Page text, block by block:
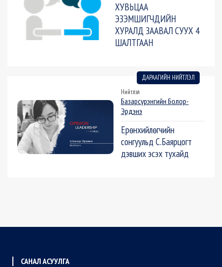
ХУВЬЦАА
ЭЗЭМШИГЧДИЙН
ХУРАЛД ЗААВАЛ СУУХ 4
ШАЛТГААН
ДАРААГИЙН НИЙТЛЭЛ
Нийтлэл
Базарсүрэнгийн Болор-
Эрдэнэ
Ерөнхийлөгчийн
сонгуульд С.Баярцогт
дэвших эсэх тухайд
САНАЛ АСУУЛГА